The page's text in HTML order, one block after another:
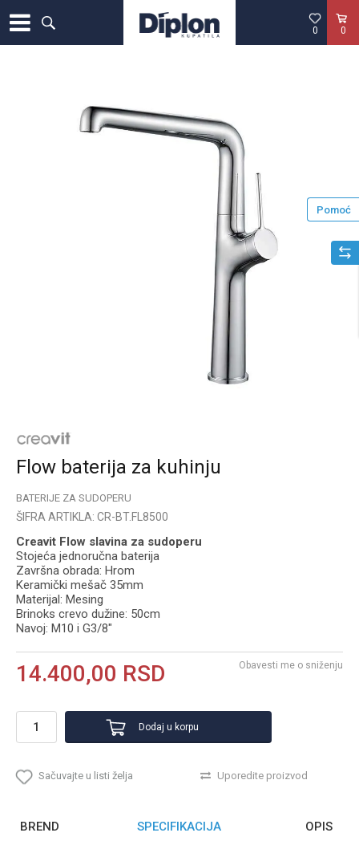
0
0
Flow baterija za kuhinju
BATERIJE ZA SUDOPERU
ŠIFRA ARTIKLA: CR-BT.FL8500
Creavit Flow slavina za sudoperu
Stojeća jednoručna baterija
Završna оbrada: Hrom
Keramički mešač 35mm
Materijal: Mesing
Brinoks crevo dužine: 50cm
Navoj: M10 i G3/8"
14.400,00 RSD Obavesti me o sniženju
Dodaj u korpu
Sačuvajte u listi želja Uporedite proizvod
Pomoć
BREND SPECIFIKACIJA OPIS